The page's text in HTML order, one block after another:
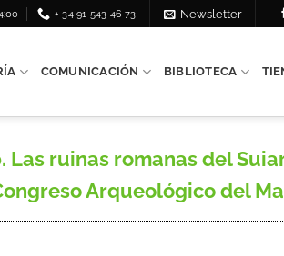
+ 34 91 543 46 73 Newsletter
COMUNICACIÓN BIBLIOTECA
Las ruinas romanas del
Arqueológico del